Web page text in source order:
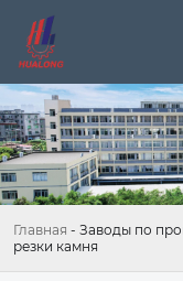
Главная - Заводы по
резки камня